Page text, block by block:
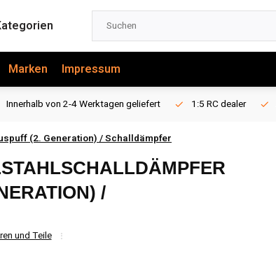
Marken Impressum
Innerhalb von 2-4 Werktagen geliefert 1:5 RC dealer
(2. Generation) / Schalldämpfer
/
und Teile